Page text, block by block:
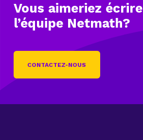
Vous aimeriez écrire
l’équipe Netmath?
CONTACTEZ-NOUS